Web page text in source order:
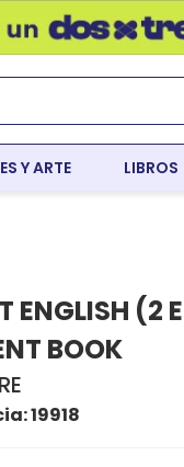
Y ARTE LIBROS
ENGLISH (2
BOOK
:19918